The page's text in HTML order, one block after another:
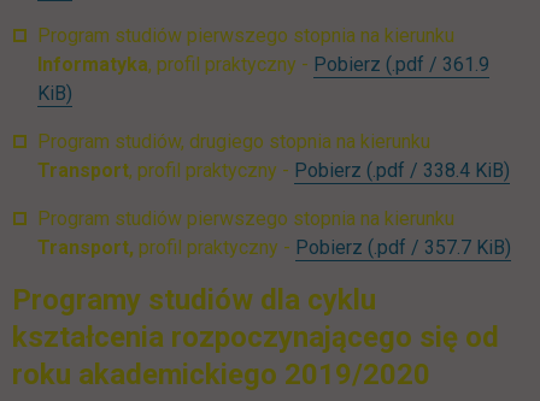
Program studiów pierwszego stopnia na kierunku
Informatyka, profil praktyczny - Pobierz (.pdf / 361.9
KiB)
Program studiów, drugiego stopnia na kierunku
Transport, profil praktyczny - Pobierz (.pdf / 338.4 KiB)
Program studiów pierwszego stopnia na kierunku
Transport, profil praktyczny - Pobierz (.pdf / 357.7 KiB)
Programy studiów dla cyklu
kształcenia rozpoczynającego się od
roku akademickiego 2019/2020